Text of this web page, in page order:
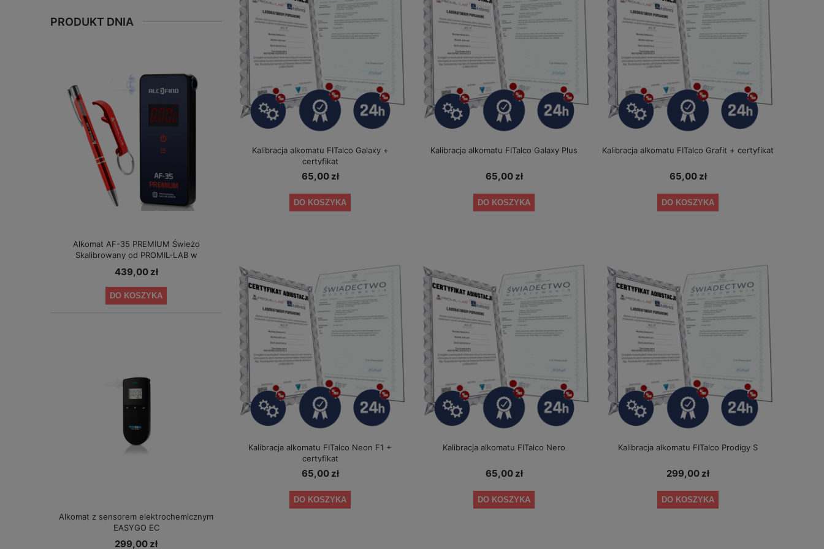
PRODUKT DNIA
Alkomat AF-35 PREMIUM Świeżo
Skalibrowany od PROMIL-LAB w
specjalnej cenie!
439,00 zł
DO KOSZYKA
Alkomat z sensorem elektrochemicznym
EASYGO EC
299,00 zł
Kalibracja alkomatu FITalco Galaxy +
certyfikat
65,00 zł
DO KOSZYKA
Kalibracja alkomatu FITalco Galaxy Plus
65,00 zł
DO KOSZYKA
Kalibracja alkomatu FITalco Grafit + certyfikat
65,00 zł
DO KOSZYKA
Kalibracja alkomatu FITalco Neon F1 +
certyfikat
65,00 zł
DO KOSZYKA
Kalibracja alkomatu FITalco Nero
65,00 zł
DO KOSZYKA
Kalibracja alkomatu FITalco Prodigy S
299,00 zł
DO KOSZYKA